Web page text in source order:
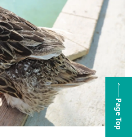
Page Top